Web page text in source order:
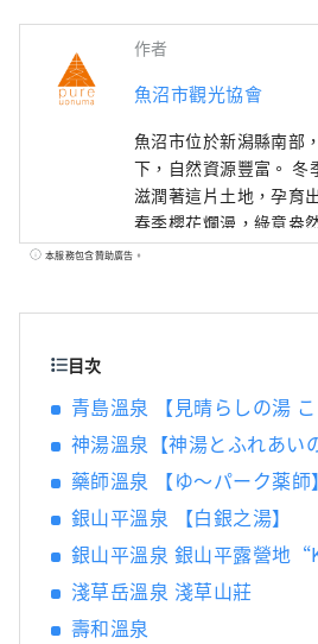
作者
魚沼市觀光協會
魚沼市位於新潟縣南部
下，自然資源豐富。 冬
滋潤著這片土地，孕育
春季櫻花爛漫，綠意盎
季金黃的稻田與紅葉；
與人文的溫暖？
本服務包含贊助廣告。
目次
青島溫泉 【見晴らしの湯 こ
神湯溫泉【神湯とふれあい
藥師溫泉 【ゆ～パーク薬師】
銀山平溫泉 【白銀之湯】
銀山平溫泉 銀山平露營地
淺草岳溫泉 淺草山莊
壽和溫泉